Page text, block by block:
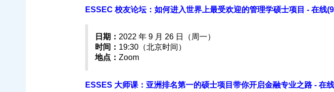
ESSEC 校友论坛：如何进入世界上最受欢迎的管理学硕士项目 - 在线
日期： 2022 年 9 月 26 日（周一）
时间： 19:30（北京时间）
地点： Zoom
ESSES 大师课：亚洲排名第一的硕士项目带你开启金融专业之路 - 在